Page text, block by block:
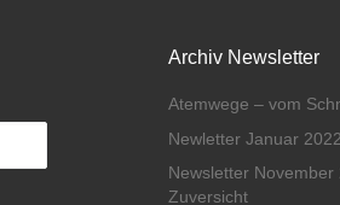
Archiv Newsletter
Atemwege – vom
Newletter Januar
Newsletter
Zuversicht